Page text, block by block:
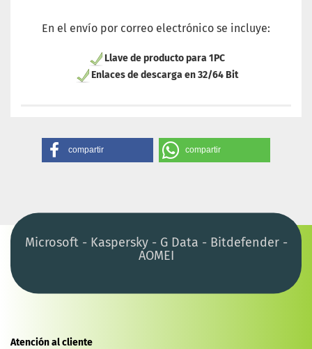
En el envío por correo electrónico se incluye:
Llave de producto para 1PC
Enlaces de descarga en 32/64 Bit
compartir compartir
Microsoft - Kaspersky - G Data - Bitdefender -
AOMEI
Atención al cliente